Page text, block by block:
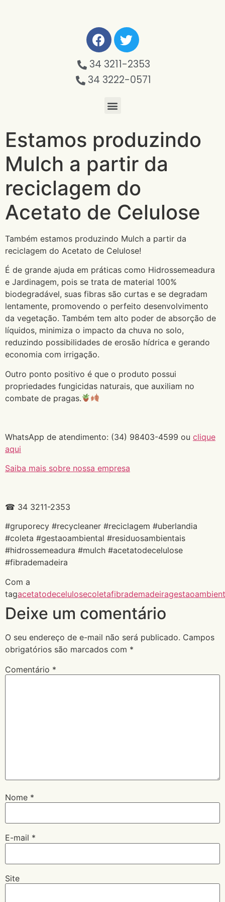
34 3211-2353
34 3222-0571
Estamos produzindo
Mulch a partir da
reciclagem do
Acetato de Celulose
Também estamos produzindo Mulch a partir da
reciclagem do Acetato de Celulose!
É de grande ajuda em práticas como Hidrossemeadura
e Jardinagem, pois se trata de material 100%
biodegradável, suas fibras são curtas e se degradam
lentamente, promovendo o perfeito desenvolvimento
da vegetação. Também tem alto poder de absorção de
líquidos, minimiza o impacto da chuva no solo,
reduzindo possibilidades de erosão hídrica e gerando
economia com irrigação.
Outro ponto positivo é que o produto possui
propriedades fungicidas naturais, que auxiliam no
combate de pragas.
WhatsApp de atendimento: (34) 98403-4599 ou clique
aqui
Saiba mais sobre nossa empresa
☎ 34 3211-2353
#gruporecy #recycleaner #reciclagem #uberlandia
#coleta #gestaoambiental #residuosambientais
#hidrossemeadura #mulch #acetatodecelulose
#fibrademadeira
Com a
tagacetatodecelulosecoletafibrademadeira
Deixe um comentário
O seu endereço de e-mail não será publicado. Campos
obrigatórios são marcados com *
Comentário *
Nome *
E-mail *
Site